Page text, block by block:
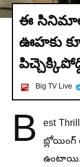
ఈ
ఊహకు
Big TV Live
B est
బ్లోయింగ్
ఉంటాయి.